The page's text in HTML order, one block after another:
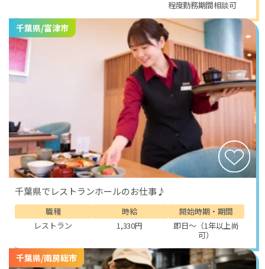
程度勤務期間相談可
千葉県/富津市
千葉県でレストランホールのお仕事♪
職種
レストラン
時給
1,330円
開始時期・期間
即日～（1年以上尚
可）
千葉県/南房総市